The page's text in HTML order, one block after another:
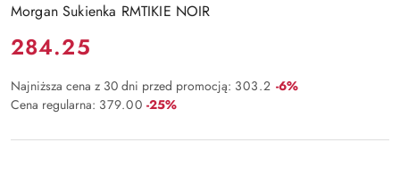
Morgan Sukienka RMTIKIE NOIR
Cena:
284.25
Najniższa cena z 30 dni przed promocją: 303.2 Rabat:
-6%
Cena regularna: 379.00 Rabat:
-25%